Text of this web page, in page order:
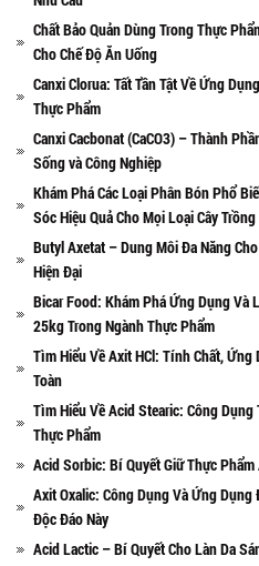
Chất Bảo Quản Dùng Trong Thực
Cho Chế Độ Ăn Uống
Canxi Clorua: Tất Tần Tật Về Ứng
Thực Phẩm
Canxi Cacbonat (CaCO3) – Thành
Sống và Công Nghiệp
Khám Phá Các Loại Phân Bón Phổ
Sóc Hiệu Quả Cho Mọi Loại Cây Trồng
Butyl Axetat – Dung Môi Đa Năng
Hiện Đại
Bicar Food: Khám Phá Ứng Dụng Và
25kg Trong Ngành Thực Phẩm
Tìm Hiểu Về Axit HCl: Tính Chất, Ứng
Toàn
Tìm Hiểu Về Acid Stearic: Công Dụng
Thực Phẩm
Acid Sorbic: Bí Quyết Giữ Thực Phẩm
Axit Oxalic: Công Dụng Và Ứng Dụng
Độc Đáo Này
Acid Lactic – Bí Quyết Cho Làn Da